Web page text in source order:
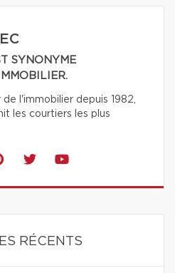
SYNONYME
l'immobilier depuis 1982,
les courtiers les plus
RÉCENTS